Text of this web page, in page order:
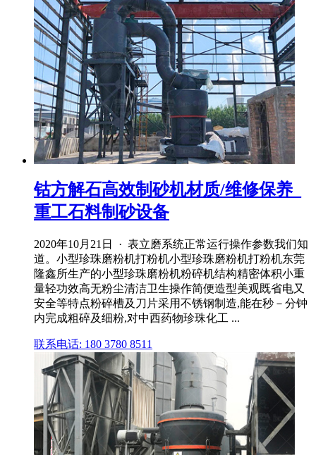
钴方解石高效制砂机材质/维修保养_
重工石料制砂设备
2020年10月21日 · 表立磨系统正常运行操作参数我们知
道。小型珍珠磨粉机打粉机小型珍珠磨粉机打粉机东莞
隆鑫所生产的小型珍珠磨粉机粉碎机结构精密体积小重
量轻功效高无粉尘清洁卫生操作简便造型美观既省电又
安全等特点粉碎槽及刀片采用不锈钢制造,能在秒－分钟
内完成粗碎及细粉,对中西药物珍珠化工 ...
联系电话: 180 3780 8511